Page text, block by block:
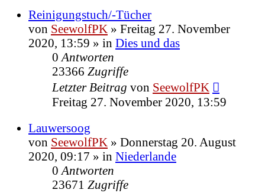
Reinigungstuch/-Tücher
von SeewolfPK » Freitag 27. November
2020, 13:59 » in Dies und das
0 Antworten
23366 Zugriffe
Letzter Beitrag von SeewolfPK
Freitag 27. November 2020, 13:59
Lauwersoog
von SeewolfPK » Donnerstag 20. August
2020, 09:17 » in Niederlande
0 Antworten
23671 Zugriffe